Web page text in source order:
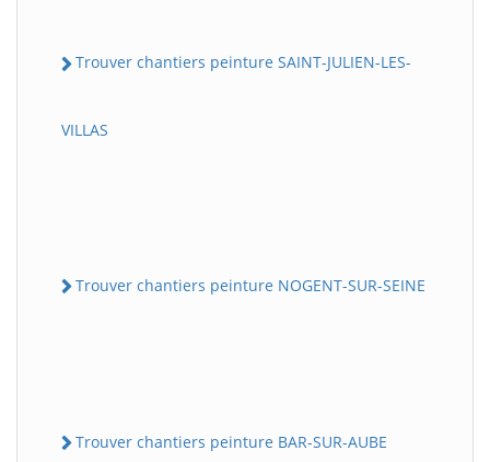
Trouver chantiers peinture SAINT-JULIEN-LES-
VILLAS
Trouver chantiers peinture NOGENT-SUR-SEINE
Trouver chantiers peinture BAR-SUR-AUBE